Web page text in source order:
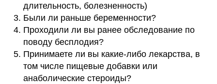
длительность, болезненность)
Были ли раньше беременности?
Проходили ли вы ранее обследование по
поводу бесплодия?
Принимаете ли вы какие-либо лекарства, в
том числе пищевые добавки или
анаболические стероиды?